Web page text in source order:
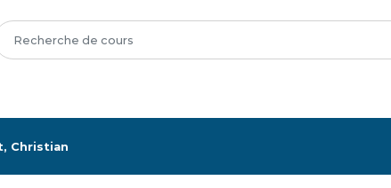
Christian